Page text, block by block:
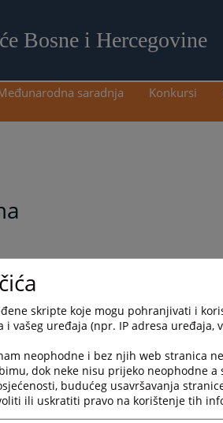
Bosne i Hercegovine
saradnja Konkursi
skripte koje mogu pohranjivati i
i vašeg uređaja (npr. IP adresa uređaja,
neophodne i bez njih web stranica
dok neke nisu prijeko neophodne a
budućeg usavršavanja
ili uskratiti pravo na korištenje tih